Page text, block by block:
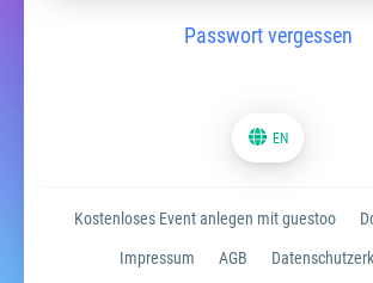
Passwort vergessen
EN
Kostenloses Event anlegen mit guestoo
Impressum AGB